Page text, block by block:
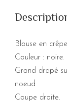
Blouse en
Couleur : noire.
Grand drapé
noeud
Coupe droite.